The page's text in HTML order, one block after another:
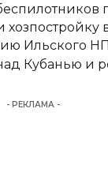
Ильского
Кубанью и
- РЕКЛАМА -